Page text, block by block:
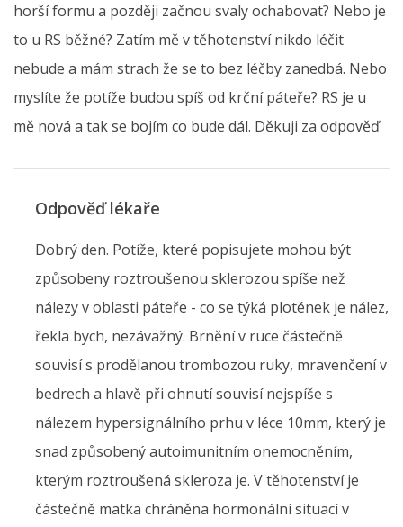
horší formu a později začnou svaly ochabovat? Nebo je
to u RS běžné? Zatím mě v těhotenství nikdo léčit
nebude a mám strach že se to bez léčby zanedbá. Nebo
myslíte že potíže budou spíš od krční páteře? RS je u
mě nová a tak se bojím co bude dál. Děkuji za odpověď
Odpověď lékaře
Dobrý den. Potíže, které popisujete mohou být
způsobeny roztroušenou sklerozou spíše než
nálezy v oblasti páteře - co se týká plotének je nález,
řekla bych, nezávažný. Brnění v ruce částečně
souvisí s prodělanou trombozou ruky, mravenčení v
bedrech a hlavě při ohnutí souvisí nejspíše s
nálezem hypersignálního prhu v léce 10mm, který je
snad způsobený autoimunitním onemocněním,
kterým roztroušená skleroza je. V těhotenství je
částečně matka chráněna hormonální situací v